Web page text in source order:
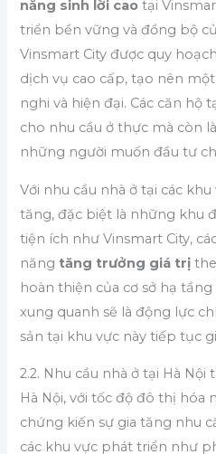
năng sinh lời cao tại
triển bền vững và đồng bộ
Vinsmart City được quy
dịch vụ cao cấp, tạo nên
nghi và hiện đại. Các căn hộ
cho nhu cầu ở thực mà còn
những người muốn đầu tư
Với nhu cầu nhà ở tại các
tăng, đặc biệt là những khu
tiện ích như Vinsmart City,
năngtăng trưởng giá trị
hoàn thiện của cơ sở hạ
xung quanh sẽ là động lực
sản tại khu vực này tiếp tục
2.2. Nhu cầu nhà ở tại Hà Nội
Hà Nội, với tốc độ đô thị hóa
chứng kiến sự gia tăng nhu
các khu vực phát triển như